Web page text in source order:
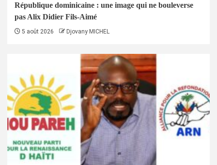
République dominicaine : une image qui ne bouleverse
pas Alix Didier Fils-Aimé
5 août 2026 Djovany MICHEL